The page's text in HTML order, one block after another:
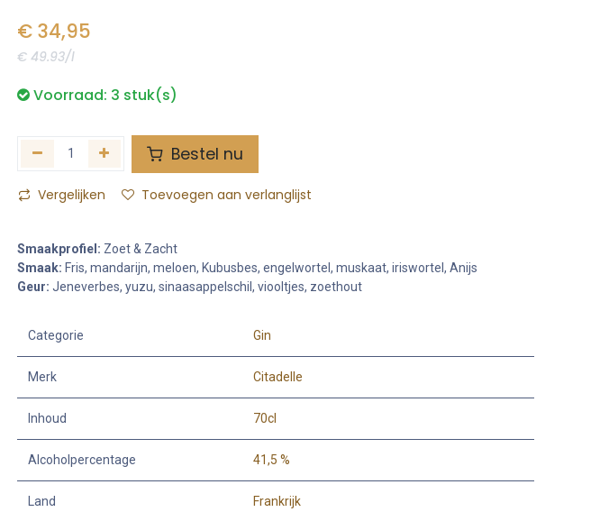
€ 34,95
€ 49.93/l
Voorraad: 3 stuk(s)
Bestel nu
Vergelijken Toevoegen aan verlanglijst
Smaakprofiel: Zoet & Zacht
Smaak: Fris, mandarijn, meloen, Kubusbes, engelwortel, muskaat, iriswortel, Anijs
Geur: Jeneverbes, yuzu, sinaasappelschil, viooltjes, zoethout
Categorie Gin
Merk Citadelle
Inhoud 70cl
Alcoholpercentage 41,5 %
Land Frankrijk